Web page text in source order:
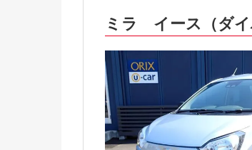
即
残
電
福
ミ
ミラ イース（ダイ